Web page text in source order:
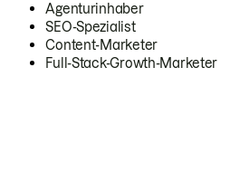
Agenturinhaber
SEO-Spezialist
Content-Marketer
Full-Stack-Growth-Marketer